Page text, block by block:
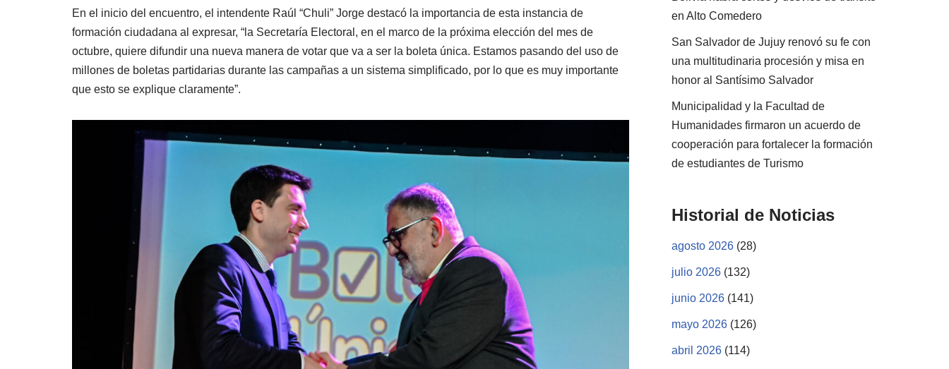
En el inicio del encuentro, el intendente Raúl “Chuli” Jorge destacó la importancia de esta instancia de
formación ciudadana al expresar, “la Secretaría Electoral, en el marco de la próxima elección del mes de
octubre, quiere difundir una nueva manera de votar que va a ser la boleta única. Estamos pasando del uso de
millones de boletas partidarias durante las campañas a un sistema simplificado, por lo que es muy importante
que esto se explique claramente”.
en Alto Comedero
San Salvador de Jujuy renovó su fe con
una multitudinaria procesión y misa en
honor al Santísimo Salvador
Municipalidad y la Facultad de
Humanidades firmaron un acuerdo de
cooperación para fortalecer la formación
de estudiantes de Turismo
Historial de Noticias
agosto 2026 (28)
julio 2026 (132)
junio 2026 (141)
mayo 2026 (126)
abril 2026 (114)